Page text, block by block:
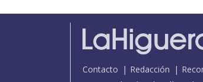
Contacto Redacción